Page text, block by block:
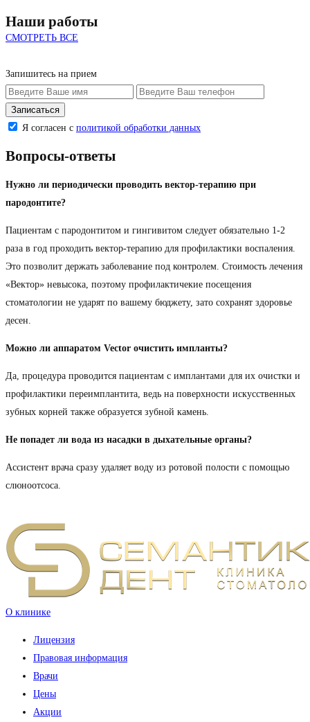
Наши работы
СМОТРЕТЬ ВСЕ
Запишитесь на прием
Я согласен с политикой обработки данных
Вопросы-ответы
Нужно ли периодически проводить вектор-терапию при
пародонтите?
Пациентам с пародонтитом и гингивитом следует обязательно 1-2
раза в год проходить вектор-терапию для профилактики воспаления.
Это позволит держать заболевание под контролем. Стоимость лечения
«Вектор» невысока, поэтому профилактичекие посещения
стоматологии не ударят по вашему бюджету, зато сохранят здоровье
десен.
Можно ли аппаратом Vector очистить импланты?
Да, процедура проводится пациентам с имплантами для их очистки и
профилактики переимплантита, ведь на поверхности искусственных
зубных корней также образуется зубной камень.
Не попадет ли вода из насадки в дыхательные органы?
Ассистент врача сразу удаляет воду из ротовой полости с помощью
слюноотсоса.
О клинике
Лицензия
Правовая информация
Врачи
Цены
Акции